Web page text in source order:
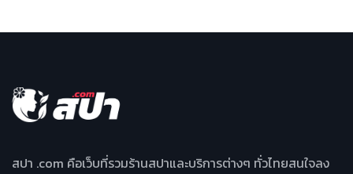
สปา .com คือเว็บที่รวมร้านสปาและบริการต่างๆ ทั่วไทยสนใจลง